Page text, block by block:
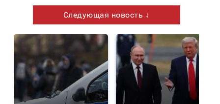
Следующая новость ↓